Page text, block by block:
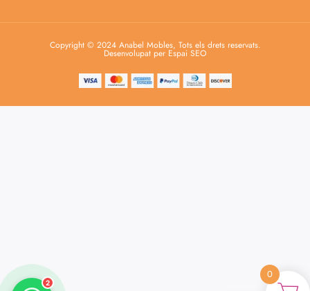
Copyright © 2024 Anabel Mobles, Tots els drets reservats.
Desenvolupat per Espai SEO
0
2